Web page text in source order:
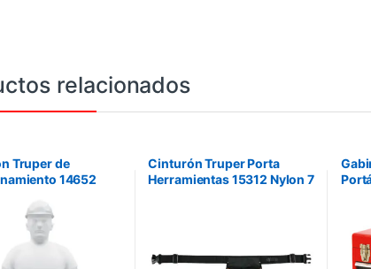
relacionados
Truper de
14652
Cinturón Truper Porta
Herramientas 15312 Nylon 7